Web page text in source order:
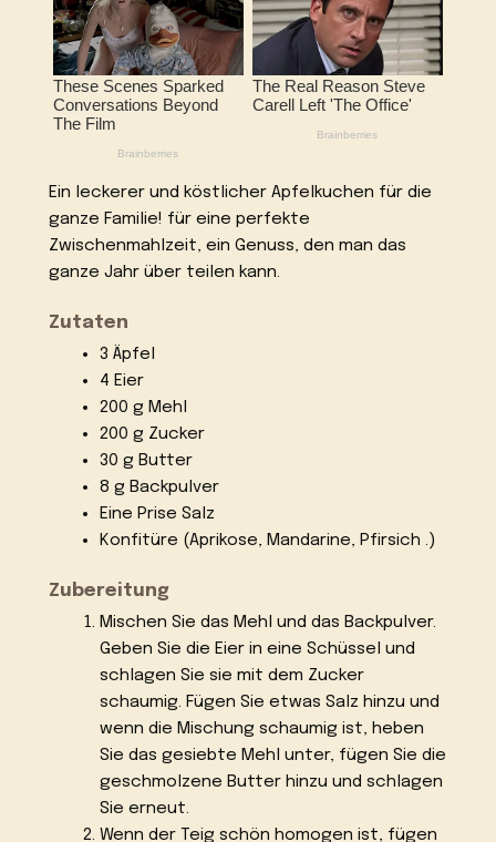
Ein leckerer und köstlicher Apfelkuchen für die
ganze Familie! für eine perfekte
Zwischenmahlzeit, ein Genuss, den man das
ganze Jahr über teilen kann.
Zutaten
3 Äpfel
4 Eier
200 g Mehl
200 g Zucker
30 g Butter
8 g Backpulver
Eine Prise Salz
Konfitüre (Aprikose, Mandarine, Pfirsich .)
Zubereitung
Mischen Sie das Mehl und das Backpulver.
Geben Sie die Eier in eine Schüssel und
schlagen Sie sie mit dem Zucker
schaumig. Fügen Sie etwas Salz hinzu und
wenn die Mischung schaumig ist, heben
Sie das gesiebte Mehl unter, fügen Sie die
geschmolzene Butter hinzu und schlagen
Sie erneut.
Wenn der Teig schön homogen ist, fügen